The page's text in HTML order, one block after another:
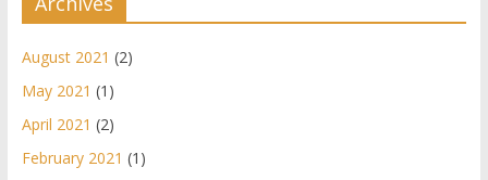
August 2021 (2)
May 2021 (1)
April 2021 (2)
February 2021 (1)